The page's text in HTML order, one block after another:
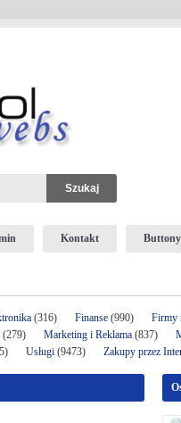
Kontakt Buttony
(316) Finanse (990) Firmy
(279) Marketing i Reklama (837)
Usługi (9473) Zakupy przez